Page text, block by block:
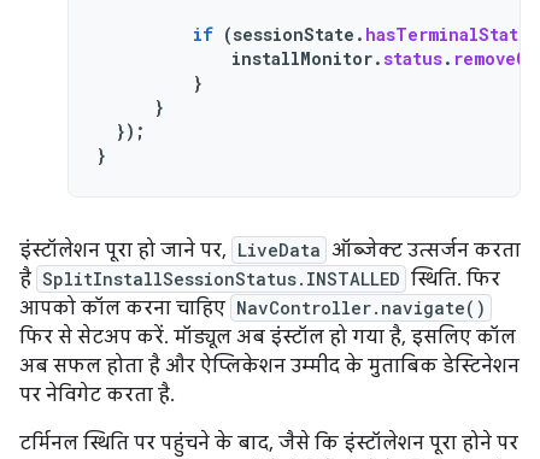
if (sessionState . hasTerminalStatus
installMonitor.status.
}
}
});
}
इंस्टॉलेशन पूरा हो जाने पर, LiveData ऑब्जेक्ट उत्सर्जन करता
है SplitInstallSessionStatus.INSTALLED स्थिति. फिर
आपको कॉल करना चाहिए NavController.navigate()
फिर से सेटअप करें. मॉड्यूल अब इंस्टॉल हो गया है, इसलिए कॉल
अब सफल होता है और ऐप्लिकेशन उम्मीद के मुताबिक डेस्टिनेशन
पर नेविगेट करता है.
टर्मिनल स्थिति पर पहुंचने के बाद, जैसे कि इंस्टॉलेशन पूरा होने पर